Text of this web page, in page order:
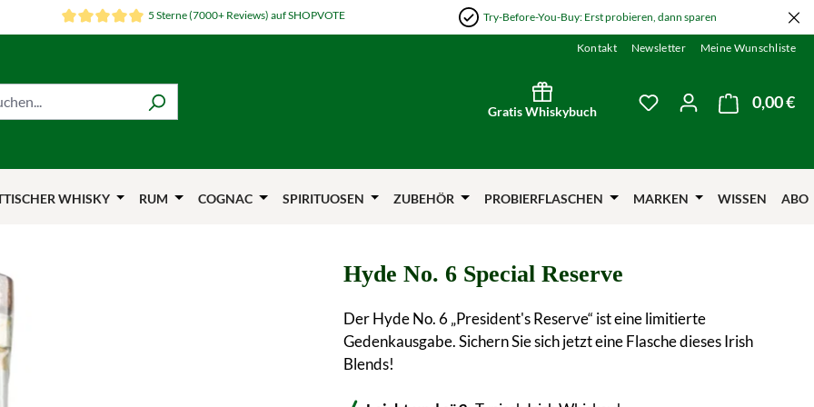
5 Sterne (7000+ Reviews) auf SHOPVOTE Try-Before-You-Buy: Erst probieren, dann sparen
Kontakt Newsletter Meine Wunschliste
Gratis Whiskybuch
Du hast 0 Produkte
0,00 €
WHISKY RUM COGNAC SPIRITUOSEN ZUBEHÖR PROBIERFLASCHEN MARKEN WISSEN ABO
Hyde No. 6 Special Reserve
Der Hyde No. 6 „President's Reserve“ ist eine limitierte
Gedenkausgabe. Sichern Sie sich jetzt eine Flasche dieses Irish
Blends!